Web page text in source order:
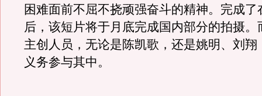
困难面前不屈不挠顽强奋斗的精神。完成了
后，该短片将于月底完成国内部分的拍摄。
主创人员，无论是陈凯歌，还是姚明、刘翔
义务参与其中。